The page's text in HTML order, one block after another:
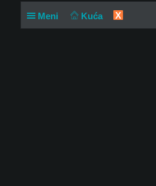
Meni Kuća X